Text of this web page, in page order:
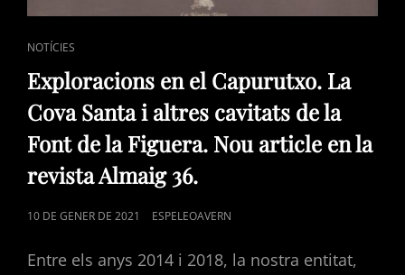
CAT
NOTÍCIES
Exploracions en el Capurutxo. La
Cova Santa i altres cavitats de la
Font de la Figuera. Nou article en la
revista Almaig 36.
POSTED
10 DE GENER DE 2021 ESPELEOAVERN
Entre els anys 2014 i 2018, la nostra entitat,